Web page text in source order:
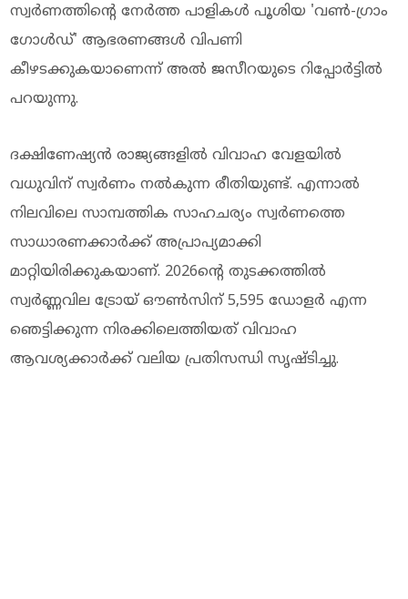
സ്വര്‍ണത്തിന്റെ നേര്‍ത്ത പാളികള്‍ പൂശിയ 'വണ്‍-ഗ്രാം
ഗോള്‍ഡ്' ആഭരണങ്ങള്‍ വിപണി
കീഴടക്കുകയാണെന്ന് അല്‍ ജസീറയുടെ റിപ്പോര്‍ട്ടില്‍
പറയുന്നു.
ദക്ഷിണേഷ്യന്‍ രാജ്യങ്ങളില്‍ വിവാഹ വേളയില്‍
വധുവിന് സ്വര്‍ണം നല്‍കുന്ന രീതിയുണ്ട്. എന്നാല്‍
നിലവിലെ സാമ്പത്തിക സാഹചര്യം സ്വര്‍ണത്തെ
സാധാരണക്കാര്‍ക്ക് അപ്രാപ്യമാക്കി
മാറ്റിയിരിക്കുകയാണ്. 2026ന്റെ തുടക്കത്തില്‍
സ്വര്‍ണ്ണവില ട്രോയ് ഔണ്‍സിന് 5,595 ഡോളര്‍ എന്ന
ഞെട്ടിക്കുന്ന നിരക്കിലെത്തിയത് വിവാഹ
ആവശ്യക്കാര്‍ക്ക് വലിയ പ്രതിസന്ധി സൃഷ്ടിച്ചു.